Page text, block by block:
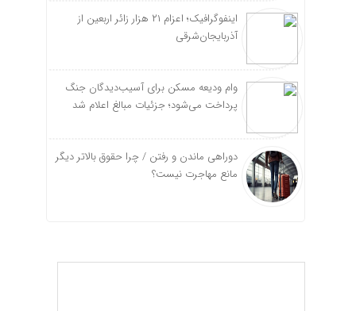
اینفوگرافیک؛ اعزام ۲۱ هزار زائر اربعین از
آذربایجان‌شرقی
وام ودیعه مسکن برای آسیب‌دیدگان جنگ
پرداخت می‌شود؛ جزئیات مبالغ اعلام شد
دوراهی ماندن و رفتن / چرا حقوق بالاتر دیگر
مانع مهاجرت نیست؟